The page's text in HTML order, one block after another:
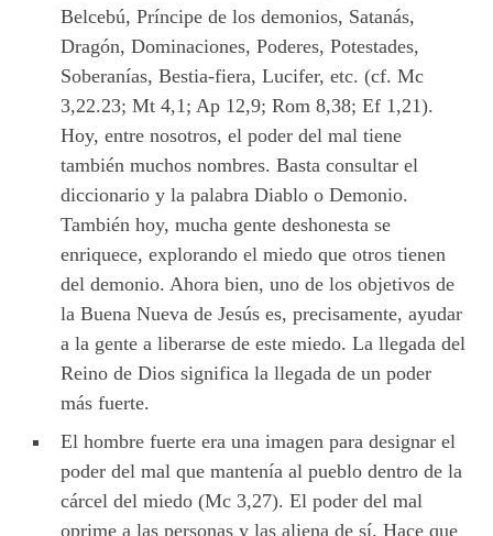
Belcebú, Príncipe de los demonios, Satanás,
Dragón, Dominaciones, Poderes, Potestades,
Soberanías, Bestia-fiera, Lucifer, etc. (cf. Mc
3,22.23; Mt 4,1; Ap 12,9; Rom 8,38; Ef 1,21).
Hoy, entre nosotros, el poder del mal tiene
también muchos nombres. Basta consultar el
diccionario y la palabra Diablo o Demonio.
También hoy, mucha gente deshonesta se
enriquece, explorando el miedo que otros tienen
del demonio. Ahora bien, uno de los objetivos de
la Buena Nueva de Jesús es, precisamente, ayudar
a la gente a liberarse de este miedo. La llegada del
Reino de Dios significa la llegada de un poder
más fuerte.
El hombre fuerte era una imagen para designar el
poder del mal que mantenía al pueblo dentro de la
cárcel del miedo (Mc 3,27). El poder del mal
oprime a las personas y las aliena de sí. Hace que